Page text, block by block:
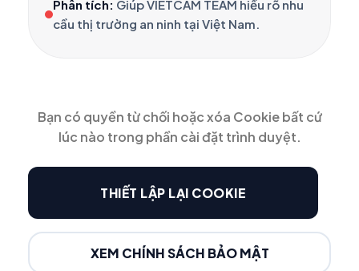
Phân tích: Giúp VIETCAM TEAM hiểu rõ nhu
cầu thị trường an ninh tại Việt Nam.
Bạn có quyền từ chối hoặc xóa Cookie bất cứ
lúc nào trong phần cài đặt trình duyệt.
THIẾT LẬP LẠI COOKIE
XEM CHÍNH SÁCH BẢO MẬT